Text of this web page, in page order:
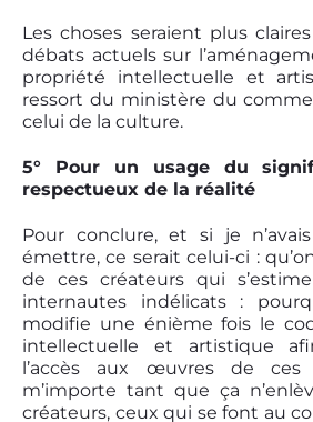
Les choses seraient plus
débats actuels sur
propriété intellectuelle et
ressort du ministère du
celui de la culture.
5° Pour un usage du
respectueux de la réalité
Pour conclure, et si je
émettre, ce serait celui-ci :
de ces créateurs qui
internautes indélicats :
modifie une énième fois le
intellectuelle et artistique
l’accès aux œuvres de
m’importe tant que ça
créateurs, ceux qui se font au